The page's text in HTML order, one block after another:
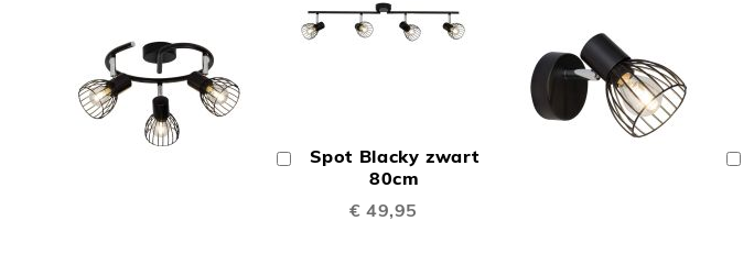
Spot Blacky zwart
80cm
€ 49,95
In
Winkelwagen
TOEVOEGEN